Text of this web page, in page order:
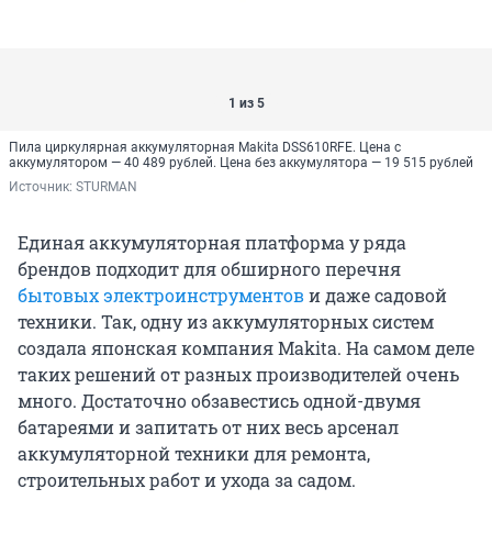
1 из 5
Пила циркулярная аккумуляторная Makita DSS610RFE. Цена с
аккумулятором — 40 489 рублей. Цена без аккумулятора — 19 515 рублей
Источник: STURMAN
Единая аккумуляторная платформа у ряда
брендов подходит для обширного перечня
бытовых электроинструментови даже садовой
техники. Так, одну из аккумуляторных систем
создала японская компания Makita. На самом деле
таких решений от разных производителей очень
много. Достаточно обзавестись одной-двумя
батареями и запитать от них весь арсенал
аккумуляторной техники для ремонта,
строительных работ и ухода за садом.